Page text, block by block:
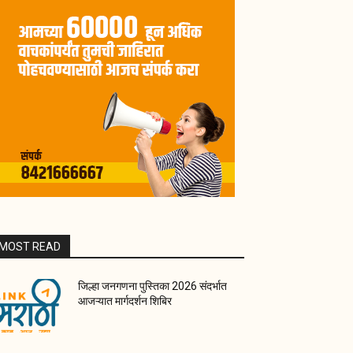
READ
जिल्हा जनगणना पुस्तिका 2026 संदर्भात
आजऱ्यात मार्गदर्शन शिबिर